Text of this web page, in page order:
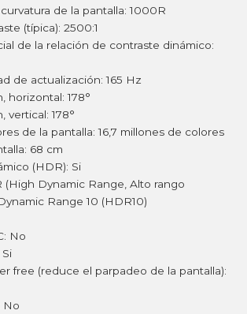
de la pantalla: 1000R
(típica): 2500:1
de la relación de contraste dinámico:
de actualización: 165 Hz
horizontal: 178°
vertical: 178°
de la pantalla: 16,7 millones de colores
68 cm
(HDR): Si
(High Dynamic Range, Alto rango
Range 10 (HDR10)
No
free (reduce el parpadeo de la pantalla):
No